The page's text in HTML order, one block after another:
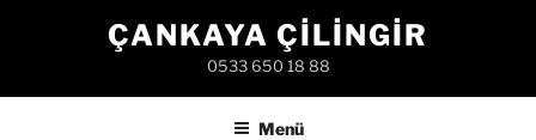
ÇANKAYA ÇILINGIR
0533 650 18 88
Menü